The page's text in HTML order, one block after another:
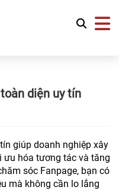
diện uy tín
giúp doanh nghiệp xây
ưu hóa tương tác và tăng
sóc Fanpage, bạn có
mà không cần lo lắng